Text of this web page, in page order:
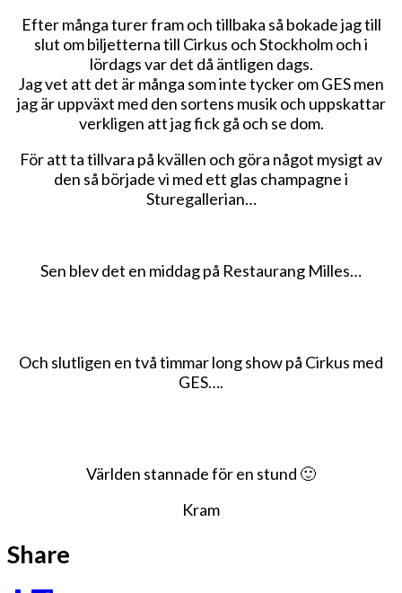
Efter många turer fram och tillbaka så bokade jag till
slut om biljetterna till Cirkus och Stockholm och i
lördags var det då äntligen dags.
Jag vet att det är många som inte tycker om GES men
jag är uppväxt med den sortens musik och uppskattar
verkligen att jag fick gå och se dom.
För att ta tillvara på kvällen och göra något mysigt av
den så började vi med ett glas champagne i
Sturegallerian…
Sen blev det en middag på Restaurang Milles…
Och slutligen en två timmar long show på Cirkus med
GES….
Världen stannade för en stund 🙂
Kram
Share